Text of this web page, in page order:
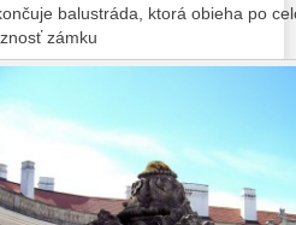
balustráda, ktorá obieha po
zámku